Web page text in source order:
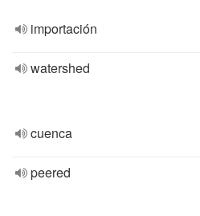
importación
watershed
cuenca
peered